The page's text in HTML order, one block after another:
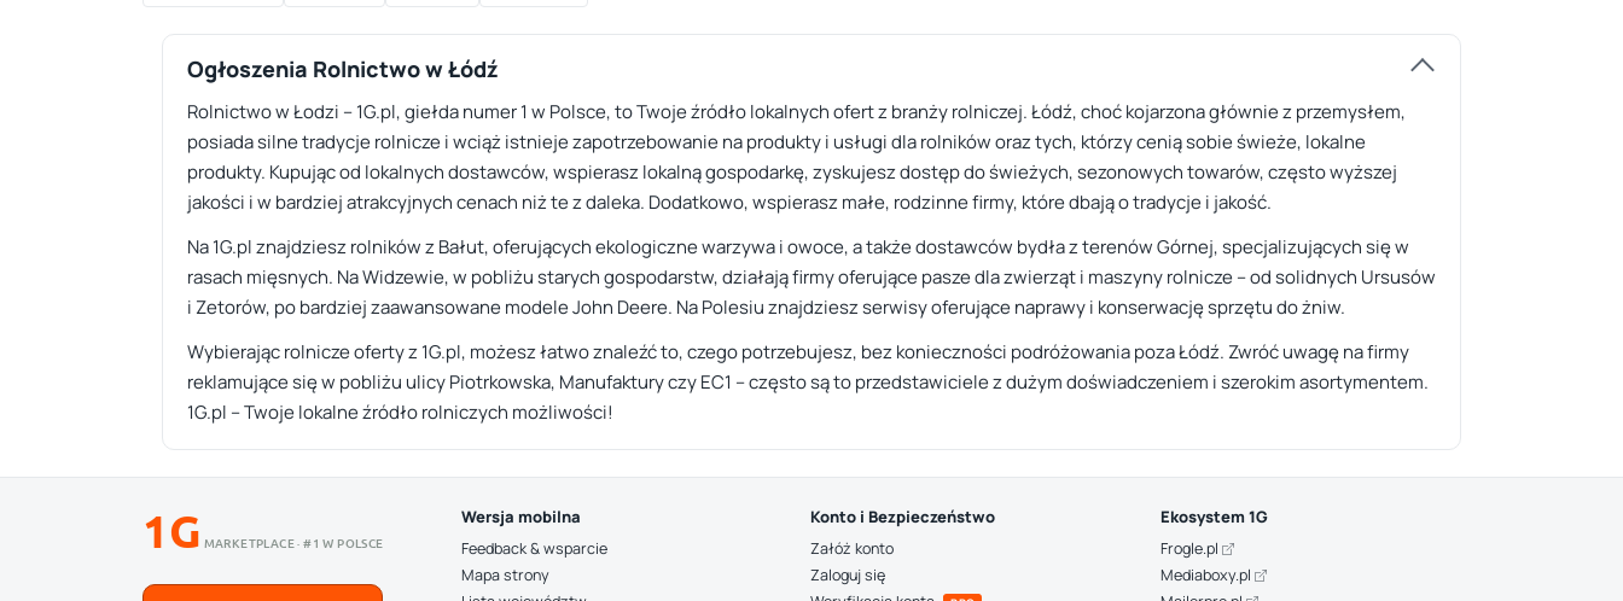
Ogłoszenia Rolnictwo w Łódź
Rolnictwo w Łodzi – 1G.pl, giełda numer 1 w Polsce, to Twoje źródło lokalnych ofert z branży rolniczej. Łódź, choć kojarzona głównie z przemysłem,
posiada silne tradycje rolnicze i wciąż istnieje zapotrzebowanie na produkty i usługi dla rolników oraz tych, którzy cenią sobie świeże, lokalne
produkty. Kupując od lokalnych dostawców, wspierasz lokalną gospodarkę, zyskujesz dostęp do świeżych, sezonowych towarów, często wyższej
jakości i w bardziej atrakcyjnych cenach niż te z daleka. Dodatkowo, wspierasz małe, rodzinne firmy, które dbają o tradycje i jakość.
Na 1G.pl znajdziesz rolników z Bałut, oferujących ekologiczne warzywa i owoce, a także dostawców bydła z terenów Górnej, specjalizujących się w
rasach mięsnych. Na Widzewie, w pobliżu starych gospodarstw, działają firmy oferujące pasze dla zwierząt i maszyny rolnicze – od solidnych Ursusów
i Zetorów, po bardziej zaawansowane modele John Deere. Na Polesiu znajdziesz serwisy oferujące naprawy i konserwację sprzętu do żniw.
Wybierając rolnicze oferty z 1G.pl, możesz łatwo znaleźć to, czego potrzebujesz, bez konieczności podróżowania poza Łódź. Zwróć uwagę na firmy
reklamujące się w pobliżu ulicy Piotrkowska, Manufaktury czy EC1 – często są to przedstawiciele z dużym doświadczeniem i szerokim asortymentem.
1G.pl – Twoje lokalne źródło rolniczych możliwości!
1G MARKETPLACE · #1 W POLSCE
Wersja mobilna
Feedback & wsparcie
Mapa strony
Konto i Bezpieczeństwo
Załóż konto
Zaloguj się
Ekosystem 1G
Frogle.pl
Mediaboxy.pl